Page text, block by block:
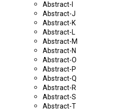
Abstract-I
Abstract-J
Abstract-K
Abstract-L
Abstract-M
Abstract-N
Abstract-O
Abstract-P
Abstract-Q
Abstract-R
Abstract-S
Abstract-T